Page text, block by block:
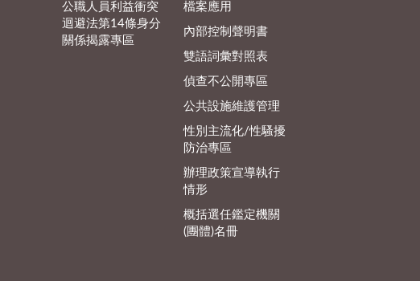
公職人員利益衝突
迴避法第14條身分
關係揭露專區
檔案應用
內部控制聲明書
雙語詞彙對照表
偵查不公開專區
公共設施維護管理
性別主流化/性騷擾
防治專區
辦理政策宣導執行
情形
概括選任鑑定機關
(團體)名冊